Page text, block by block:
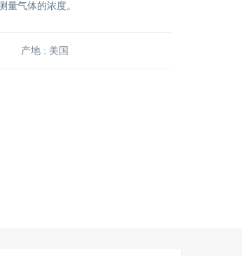
量气体的浓度。
产地 : 美国